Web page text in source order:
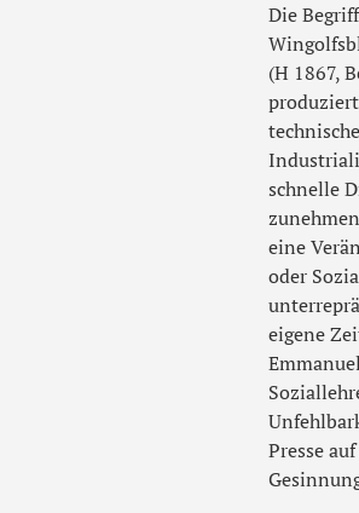
Die
(H 1867,
schnelle
eine
oder
eigene
Presse